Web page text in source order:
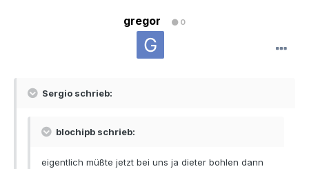
gregor 0
Sergio schrieb:
blochipb schrieb:
eigentlich müßte jetzt bei uns ja dieter bohlen dann